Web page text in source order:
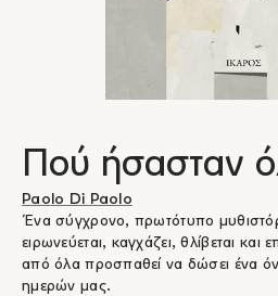
Πού ήσασταν
Paolo Di Paolo
Ένα σύγχρονο, πρωτότυπο
ειρωνεύεται, καγχάζει, θλίβεται
από όλα προσπαθεί να δώσει ένα
ημερών μας.